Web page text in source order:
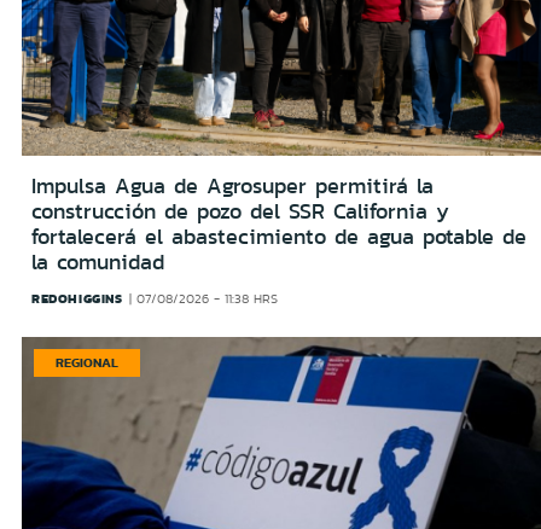
Impulsa Agua de Agrosuper permitirá la
construcción de pozo del SSR California y
fortalecerá el abastecimiento de agua potable de
la comunidad
REDOHIGGINS 07/08/2026 - 11:38 HRS
REGIONAL